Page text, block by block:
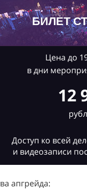
БИЛЕТ
Цена до
в дни
12
Доступ ко всей
и видеозаписи
апгрейда: